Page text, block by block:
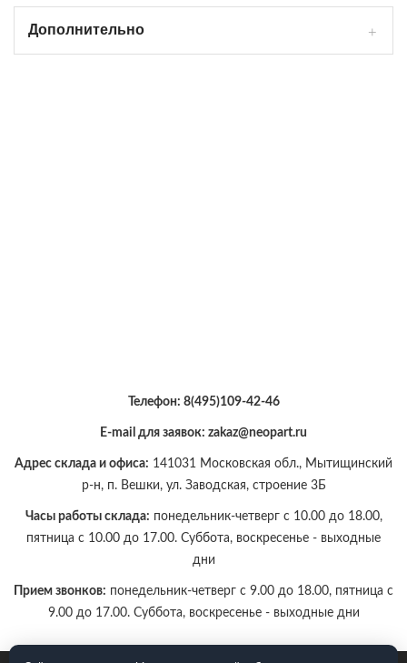
Дополнительно
Телефон: 8(495)109-42-46
E-mail для заявок: zakaz@neopart.ru
Адрес склада и офиса: 141031 Московская обл., Мытищинский
р-н, п. Вешки, ул. Заводская, строение 3Б
Часы работы склада: понедельник-четверг с 10.00 до 18.00,
пятница с 10.00 до 17.00. Суббота, воскресенье - выходные
дни
Прием звонков: понедельник-четверг с 9.00 до 18.00, пятница с
9.00 до 17.00. Суббота, воскресенье - выходные дни